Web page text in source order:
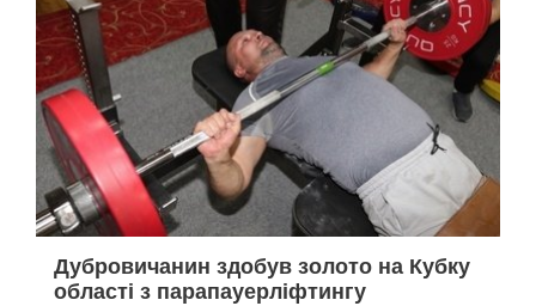
Дубровичанин здобув золото на Кубку
області з парапауерліфтингу